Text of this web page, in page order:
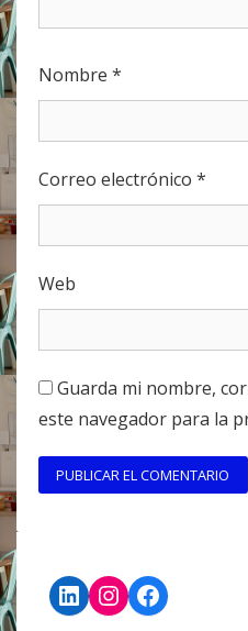
Nombre *
Correo electrónico *
Web
Guarda mi nombre,
este navegador para la
LinkedIn
Instagram
Facebook